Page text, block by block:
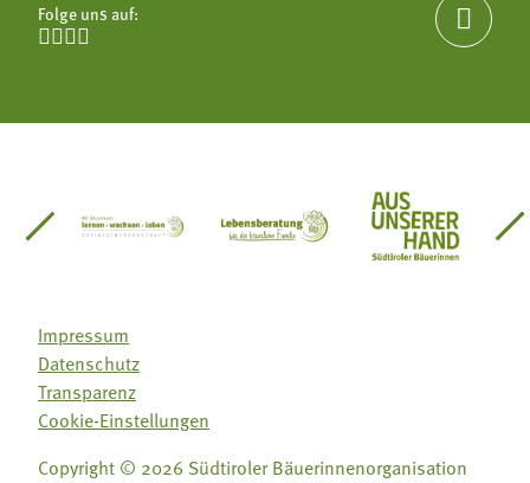
Folge uns auf:
   

Südtirol
Gärtnervereinigung
Sozialgenossenschaft Mit Bäuerinnen lernen -
Lebensberatung für dieAus unserer
Impressum
Datenschutz
Transparenz
Cookie-Einstellungen
Copyright © 2026 Südtiroler Bäuerinnenorganisation